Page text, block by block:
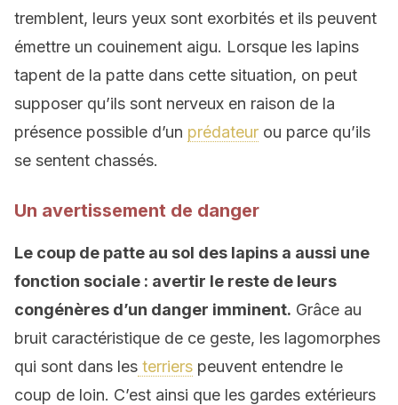
tremblent, leurs yeux sont exorbités et ils peuvent
émettre un couinement aigu. Lorsque les lapins
tapent de la patte dans cette situation, on peut
supposer qu’ils sont nerveux en raison de la
présence possible d’un prédateur ou parce qu’ils
se sentent chassés.
Un avertissement de danger
Le coup de patte au sol des lapins a aussi une
fonction sociale : avertir le reste de leurs
congénères d’un danger imminent. Grâce au
bruit caractéristique de ce geste, les lagomorphes
qui sont dans les terriers peuvent entendre le
coup de loin. C’est ainsi que les gardes extérieurs